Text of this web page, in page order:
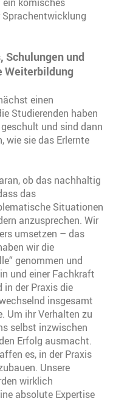
Sprachentwicklung
Schulungen und
Weiterbildung
einen
Studierenden haben
und sind dann
wie sie das Erlernte
ob das nachhaltig
das
Situationen
anzusprechen. Wir
umsetzen – das
wir die
genommen und
und einer Fachkraft
in der Praxis die
insgesamt
Um ihr Verhalten zu
selbst inzwischen
Erfolg ausmacht.
es, in der Praxis
Unsere
wirklich
absolute Expertise